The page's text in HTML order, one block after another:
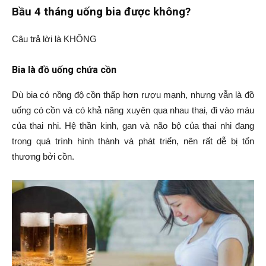
Bầu 4 tháng uống bia được không?
Câu trả lời là KHÔNG
Bia là đồ uống chứa cồn
Dù bia có nồng độ cồn thấp hơn rượu mạnh, nhưng vẫn là đồ
uống có cồn và có khả năng xuyên qua nhau thai, đi vào máu
của thai nhi. Hệ thần kinh, gan và não bộ của thai nhi đang
trong quá trình hình thành và phát triển, nên rất dễ bị tổn
thương bởi cồn.